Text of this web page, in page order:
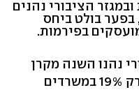
הציבורי נהנים
בפער בולט ביחס
בפירמות.
נהנו השנה מקרן
השתלמות, לצד 63% בחברות ורק 19% במשרדים